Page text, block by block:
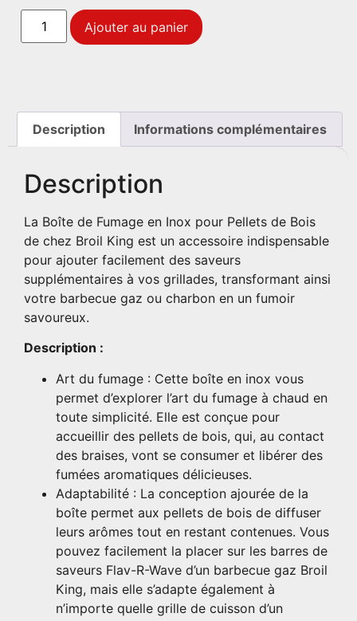
Ajouter au panier
Description Informations complémentaires
Description
La Boîte de Fumage en Inox pour Pellets de Bois
de chez Broil King est un accessoire indispensable
pour ajouter facilement des saveurs
supplémentaires à vos grillades, transformant ainsi
votre barbecue gaz ou charbon en un fumoir
savoureux.
Description :
Art du fumage : Cette boîte en inox vous
permet d’explorer l’art du fumage à chaud en
toute simplicité. Elle est conçue pour
accueillir des pellets de bois, qui, au contact
des braises, vont se consumer et libérer des
fumées aromatiques délicieuses.
Adaptabilité : La conception ajourée de la
boîte permet aux pellets de bois de diffuser
leurs arômes tout en restant contenues. Vous
pouvez facilement la placer sur les barres de
saveurs Flav-R-Wave d’un barbecue gaz Broil
King, mais elle s’adapte également à
n’importe quelle grille de cuisson d’un